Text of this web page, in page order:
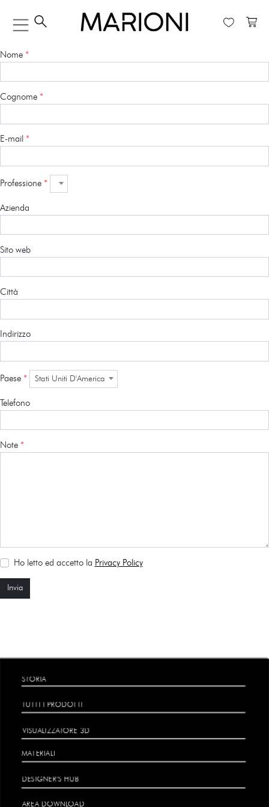
Nome *
Cognome *
E-mail *
Professione *
Azienda
Sito web
Città
Indirizzo
Paese * Stati Uniti D'America
Telefono
Note *
Ho letto ed accetto la Privacy Policy
Invia
AREA DOWNLOAD
DESIGNER'S HUB
MATERIALI
TUTTI I PRODOTTI
VISUALIZZATORE 3D
STORIA